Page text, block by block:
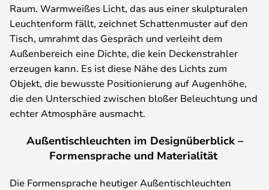
Raum. Warmweißes Licht, das aus einer skulpturalen
Leuchtenform fällt, zeichnet Schattenmuster auf den
Tisch, umrahmt das Gespräch und verleiht dem
Außenbereich eine Dichte, die kein Deckenstrahler
erzeugen kann. Es ist diese Nähe des Lichts zum
Objekt, die bewusste Positionierung auf Augenhöhe,
die den Unterschied zwischen bloßer Beleuchtung und
echter Atmosphäre ausmacht.
Außentischleuchten im Designüberblick –
Formensprache und Materialität
Die Formensprache heutiger Außentischleuchten